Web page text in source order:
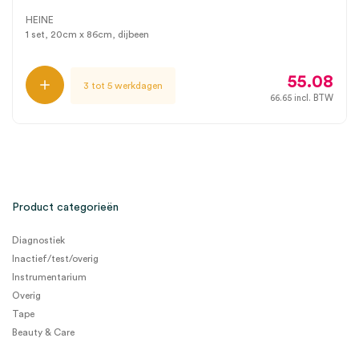
HEINE
1 set, 20cm x 86cm, dijbeen
3 tot 5 werkdagen 55.08
66.65 incl. BTW
Product categorieën
Diagnostiek
Inactief/test/overig
Instrumentarium
Overig
Tape
Beauty & Care